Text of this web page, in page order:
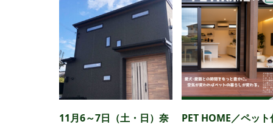
11月6～7日（土・日）奈
PET HOME／ペット